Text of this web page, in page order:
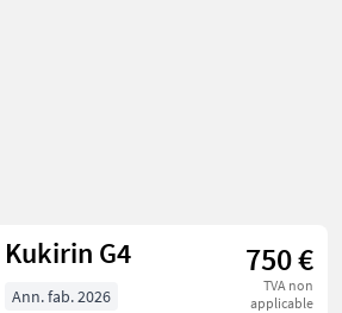
Kukirin G4 750 €
TVA non
applicable
Ann. fab. 2026